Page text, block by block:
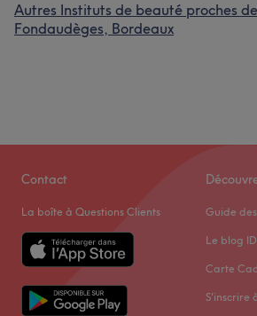
Autres Instituts de beauté proches
Fondaudèges, Bordeaux
Contact
La boîte à Questions Clients Guide
Le blog
Carte
S'inscrire